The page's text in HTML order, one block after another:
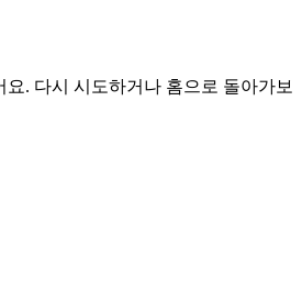
요. 다시 시도하거나 홈으로 돌아가보